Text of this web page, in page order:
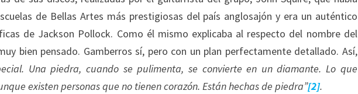
de Bellas Artes más prestigiosas del país anglosajón y era un auténtico
de Jackson Pollock. Como él mismo explicaba al respecto del nombre del
bien pensado. Gamberros sí, pero con un plan perfectamente detallado. Así,
Una piedra, cuando se pulimenta, se convierte en un diamante. Lo que
existen personas que no tienen corazón. Están hechas de piedra”[2].